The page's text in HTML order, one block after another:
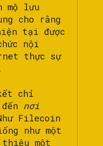
mộ lưu
cho rằng
tại được
nội
thực sự
chỉ
nơi
Filecoin
như một
một